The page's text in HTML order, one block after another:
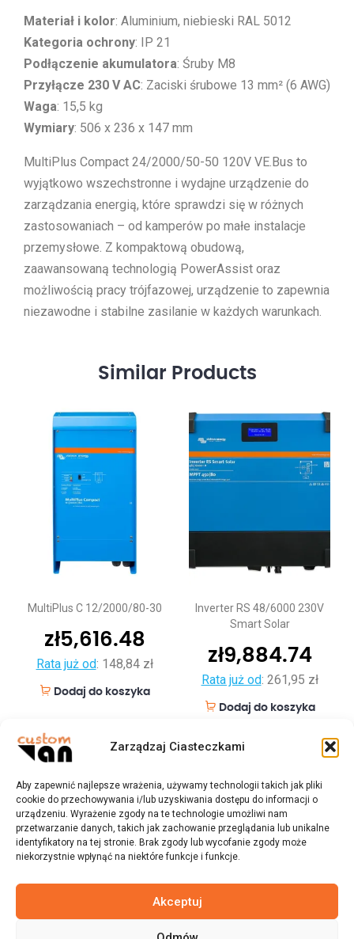
Zarządzaj Ciasteczkami
Aby zapewnić najlepsze wrażenia, używamy technologii takich jak pliki
cookie do przechowywania i/lub uzyskiwania dostępu do informacji o
urządzeniu. Wyrażenie zgody na te technologie umożliwi nam
przetwarzanie danych, takich jak zachowanie przeglądania lub unikalne
identyfikatory na tej stronie. Brak zgody lub wycofanie zgody może
niekorzystnie wpłynąć na niektóre funkcje i funkcje.
Akceptuj
Materiał i kolor: Aluminium, niebieski RAL 5012
Kategoria ochrony: IP 21
Podłączenie akumulatora: Śruby M8
Przyłącze 230 V AC: Zaciski śrubowe 13 mm² (6 AWG)
Waga: 15,5 kg
Wymiary: 506 x 236 x 147 mm
MultiPlus Compact 24/2000/50-50 120V VE.Bus to
wyjątkowo wszechstronne i wydajne urządzenie do
zarządzania energią, które sprawdzi się w różnych
zastosowaniach – od kamperów po małe instalacje
przemysłowe. Z kompaktową obudową,
zaawansowaną technologią PowerAssist oraz
możliwością pracy trójfazowej, urządzenie to zapewnia
niezawodne i stabilne zasilanie w każdych warunkach.
Similar Products
MultiPlus C 12/2000/80-30
zł5,616.48
Rata już od: 148,84 zł
Dodaj do koszyka
Inverter RS 48/6000 230V
Smart Solar
zł9,884.74
Rata już od: 261,95 zł
Dodaj do koszyka